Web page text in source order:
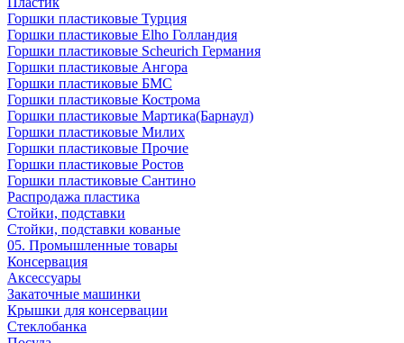
Горшки пластиковые Турция
Горшки пластиковые Elho Голландия
Горшки пластиковые Scheuriсh Германия
Горшки пластиковые Ангора
Горшки пластиковые БМС
Горшки пластиковые Кострома
Горшки пластиковые Мартика(Барнаул)
Горшки пластиковые Милих
Горшки пластиковые Прочие
Горшки пластиковые Ростов
Горшки пластиковые Сантино
Распродажа пластика
Стойки, подставки
Стойки, подставки кованые
05. Промышленные товары
Консервация
Аксессуары
Закаточные машинки
Крышки для консервации
Стеклобанка